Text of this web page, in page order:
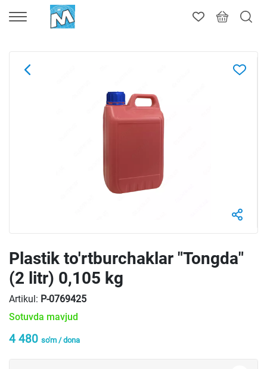
Plastik to'rtburchaklar "Tongda"
(2 litr) 0,105 kg
Artikul: P-0769425
Sotuvda mavjud
4 480 so'm / dona